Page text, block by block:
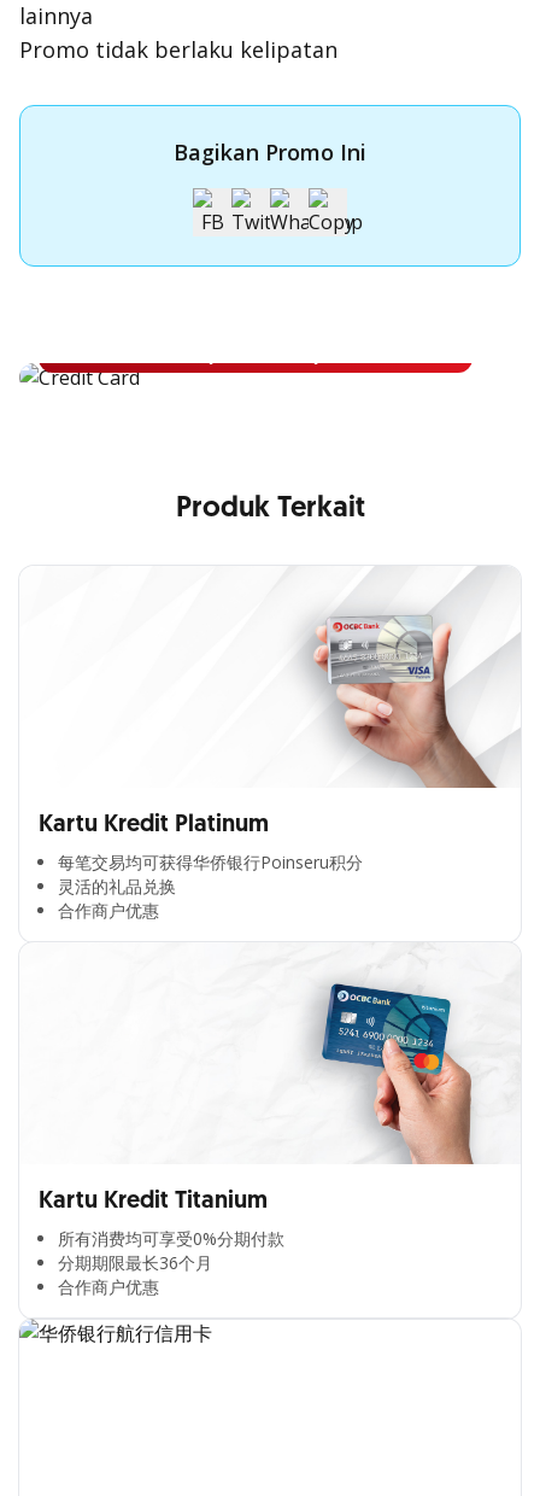
lainnya
Promo tidak berlaku kelipatan
Bagikan Promo Ini
Apply Kartu Kredit OCBC NISP
Produk Terkait
Kartu Kredit Platinum
每笔交易均可获得华侨银行Poinseru积分​
灵活的礼品兑换​
合作商户优惠​
Kartu Kredit Titanium
所有消费均可享受0%分期付款​
分期期限最长36个月​
合作商户优惠​